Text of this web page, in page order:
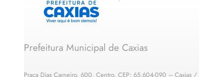
Prefeitura Municipal de Caxias
Praça Dias Carneiro, 600, Centro, CEP: 65.604-090 – Caxias /